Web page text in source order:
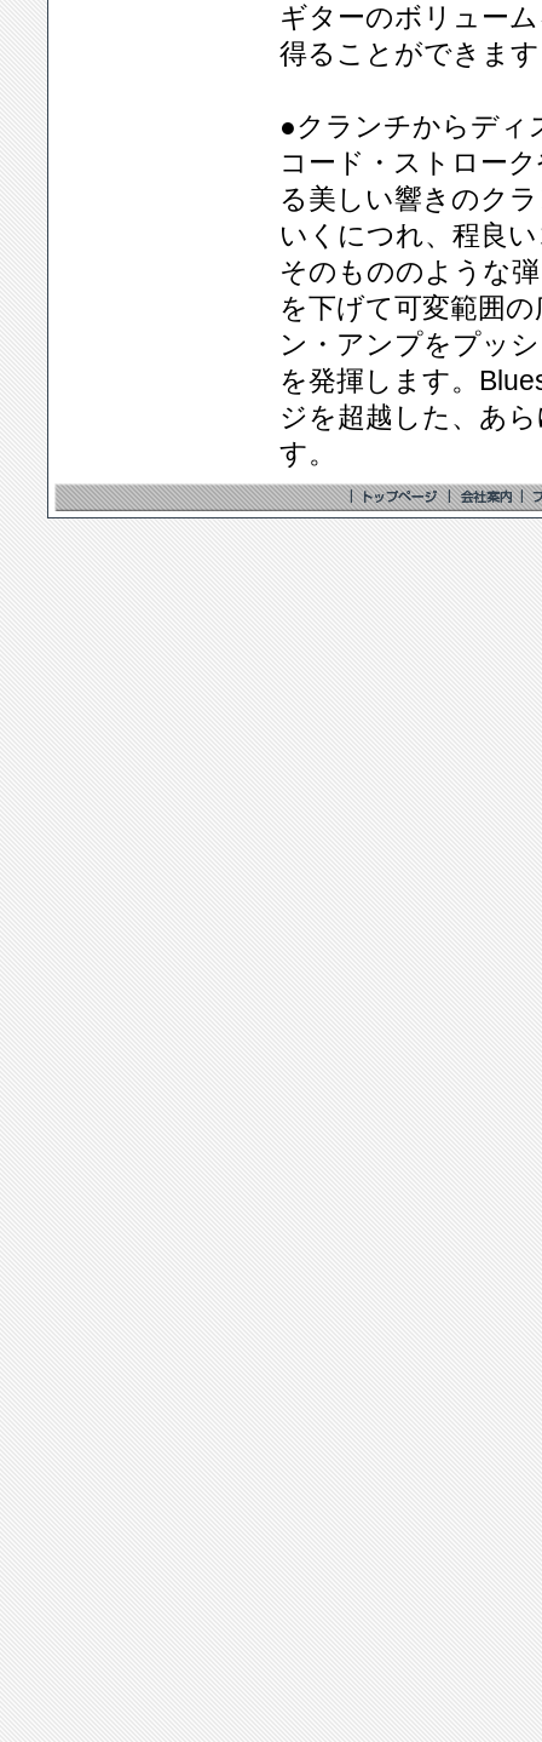
ギターのボリュー
得ることができま
●クランチからディ
コード・ストロー
る美しい響きのク
いくにつれ、程良
そのもののような
を下げて可変範囲
ン・アンプをプッ
を発揮します。
ジを超越した、あ
す。